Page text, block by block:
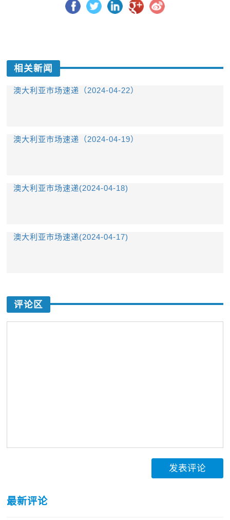
相关新闻
澳大利亚市场速递（2024-04-22）
澳大利亚市场速递（2024-04-19）
澳大利亚市场速递(2024-04-18)
澳大利亚市场速递(2024-04-17)
评论区
发表评论
最新评论